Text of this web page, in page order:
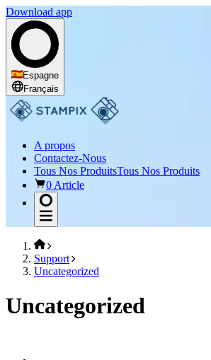
Download app
Espagne
Français
A propos
Contactez-Nous
Tous Nos ProduitsTous Nos Produits
0 Article
Support
Uncategorized
Uncategorized